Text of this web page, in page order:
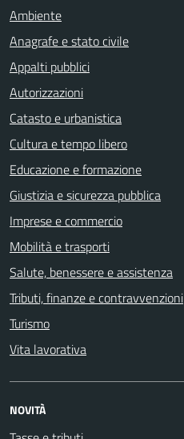
Ambiente
Anagrafe e stato civile
Appalti pubblici
Autorizzazioni
Catasto e urbanistica
Cultura e tempo libero
Educazione e formazione
Giustizia e sicurezza pubblica
Imprese e commercio
Mobilità e trasporti
Salute, benessere e assistenza
Tributi, finanze e contravvenzioni
Turismo
Vita lavorativa
NOVITÀ